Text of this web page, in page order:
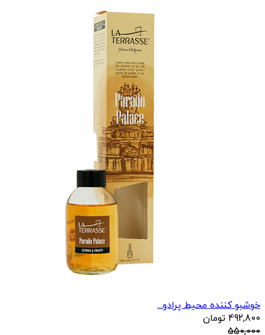
خوشبو کننده محیط پرادو...
492,800 تومان
550,000